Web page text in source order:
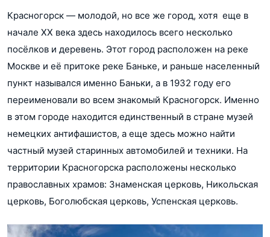
Красногорск — молодой, но все же город, хотя еще в
начале XX века здесь находилось всего несколько
посёлков и деревень. Этот город расположен на реке
Москве и её притоке реке Баньке, и раньше населенный
пункт назывался именно Баньки, а в 1932 году его
переименовали во всем знакомый Красногорск. Именно
в этом городе находится единственный в стране музей
немецких антифашистов, а еще здесь можно найти
частный музей старинных автомобилей и техники. На
территории Красногорска расположены несколько
православных храмов: Знаменская церковь, Никольская
церковь, Боголюбская церковь, Успенская церковь.